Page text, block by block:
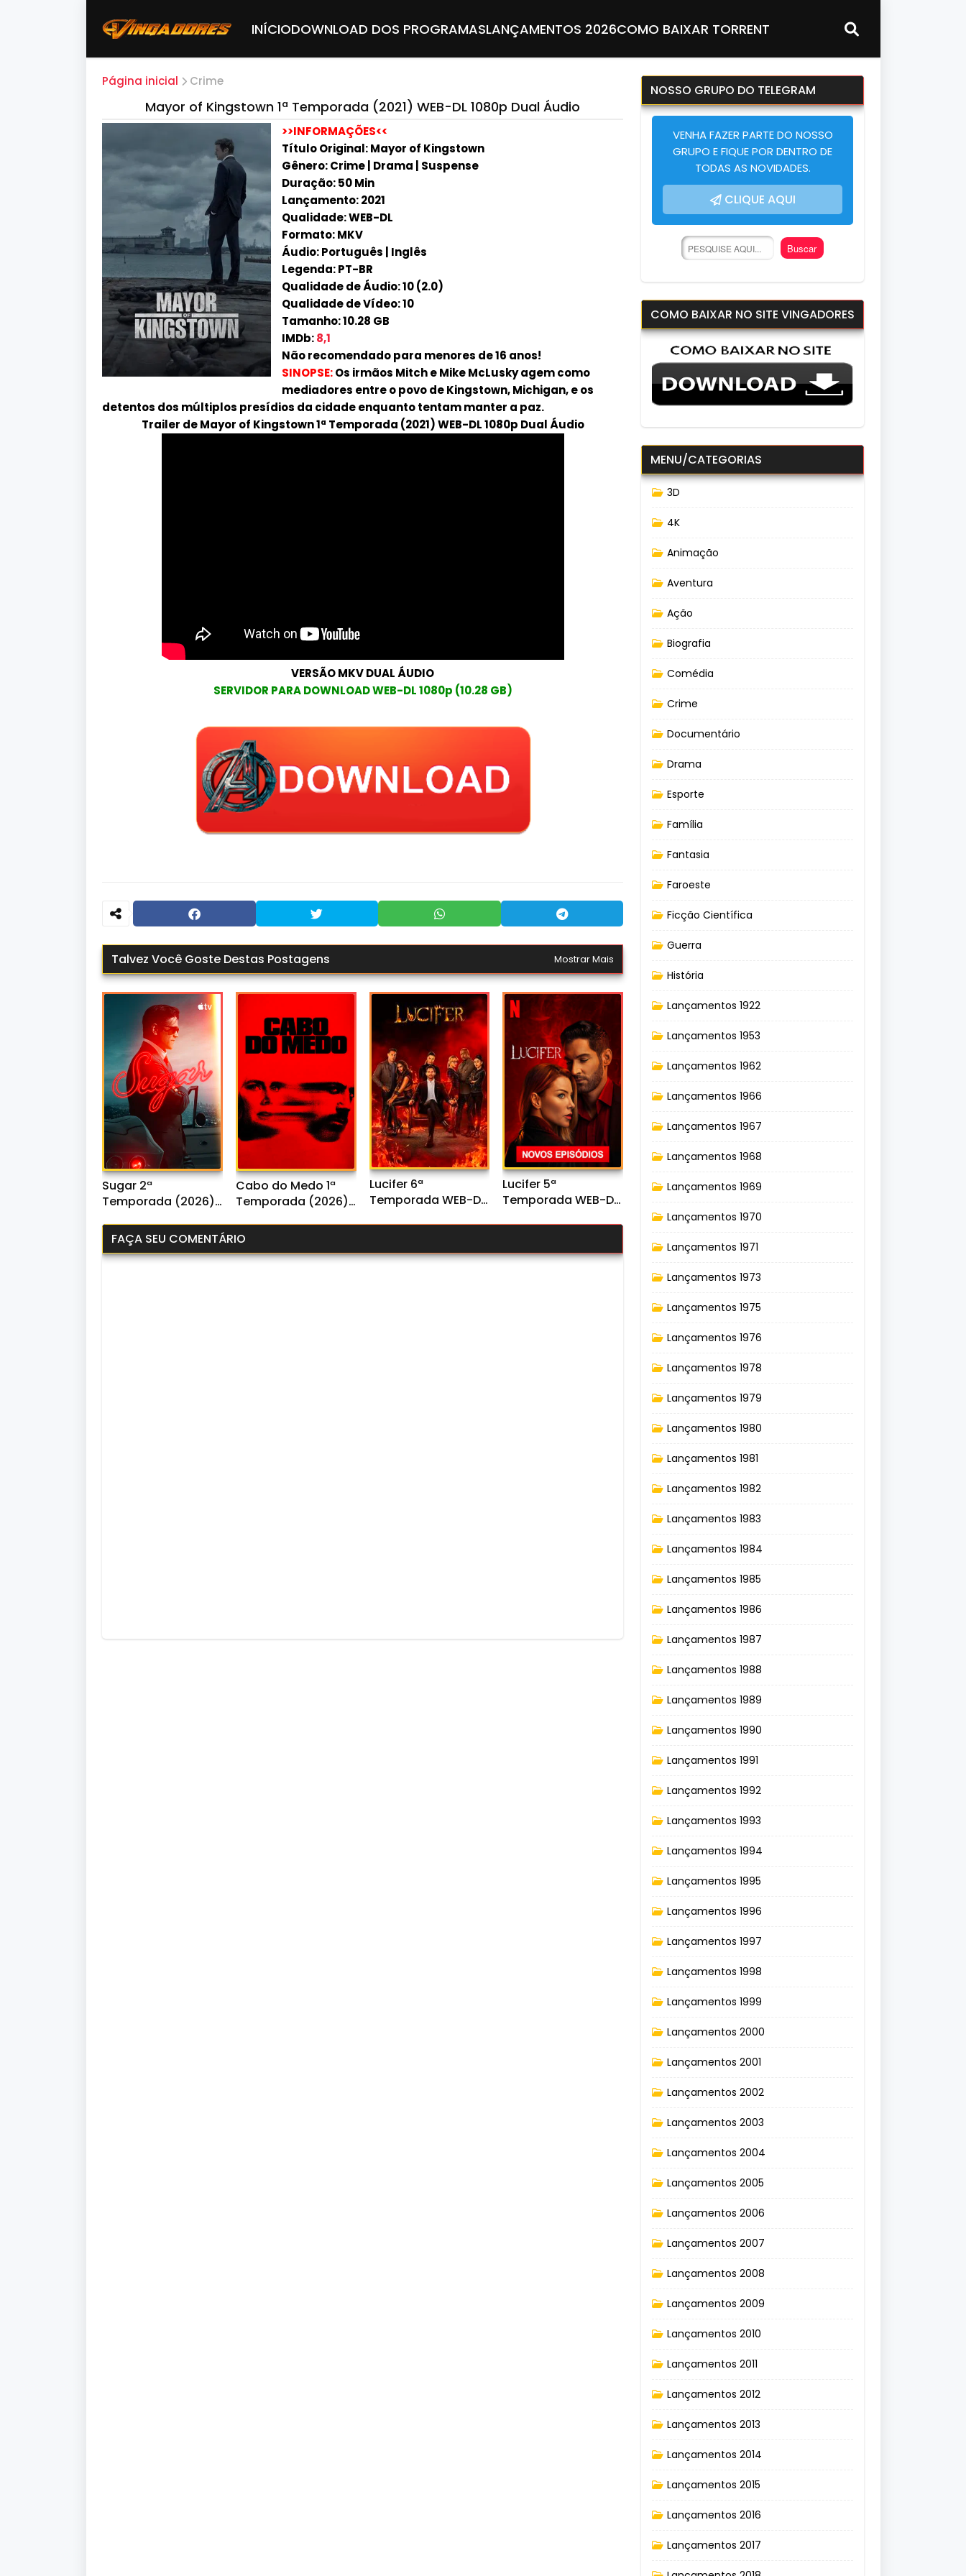
INÍCIODOWNLOAD DOS PROGRAMASLANÇAMENTOS 2026COMO BAIXAR TORRENT
Página inicial Crime
Mayor of Kingstown 1ª Temporada (2021) WEB-DL 1080p Dual Áudio
>>INFORMAÇÕES<<
Título Original: Mayor of Kingstown
Gênero: Crime | Drama | Suspense
Duração: 50 Min
Lançamento: 2021
Qualidade: WEB-DL
Formato: MKV
Áudio: Português | Inglês
Legenda: PT-BR
Qualidade de Áudio: 10 (2.0)
Qualidade de Vídeo: 10
Tamanho: 10.28 GB
IMDb:8,1
Não recomendado para menores de 16 anos!
SINOPSE:Os irmãos Mitch e Mike McLusky agem como
mediadores entre o povo de Kingstown, Michigan, e os
detentos dos múltiplos presídios da cidade enquanto tentam manter a paz.
Trailer de Mayor of Kingstown 1ª Temporada (2021) WEB-DL 1080p Dual Áudio
VERSÃO MKV DUAL ÁUDIO
SERVIDOR PARA DOWNLOAD WEB-DL 1080p (10.28 GB)
Talvez Você Goste Destas Postagens Mostrar Mais
Sugar 2ª
Temporada (2026)
Áudio
Cabo do Medo 1ª
Temporada (2026)
Áudio
Lucifer 6ª
Temporada WEB-DL
Lucifer 5ª
Temporada WEB-DL
FAÇA SEU COMENTÁRIO
NOSSO GRUPO DO TELEGRAM
VENHA FAZER PARTE DO NOSSO
GRUPO E FIQUE POR DENTRO DE
TODAS AS NOVIDADES.
CLIQUE AQUI
COMO BAIXAR NO SITE VINGADORES
MENU/CATEGORIAS
3D
4K
Animação
Aventura
Ação
Biografia
Comédia
Crime
Documentário
Drama
Esporte
Família
Fantasia
Faroeste
Ficção Científica
Guerra
História
Lançamentos 1922
Lançamentos 1953
Lançamentos 1962
Lançamentos 1966
Lançamentos 1967
Lançamentos 1968
Lançamentos 1969
Lançamentos 1970
Lançamentos 1971
Lançamentos 1973
Lançamentos 1975
Lançamentos 1976
Lançamentos 1978
Lançamentos 1979
Lançamentos 1980
Lançamentos 1981
Lançamentos 1982
Lançamentos 1983
Lançamentos 1984
Lançamentos 1985
Lançamentos 1986
Lançamentos 1987
Lançamentos 1988
Lançamentos 1989
Lançamentos 1990
Lançamentos 1991
Lançamentos 1992
Lançamentos 1993
Lançamentos 1994
Lançamentos 1995
Lançamentos 1996
Lançamentos 1997
Lançamentos 1998
Lançamentos 1999
Lançamentos 2000
Lançamentos 2001
Lançamentos 2002
Lançamentos 2003
Lançamentos 2004
Lançamentos 2005
Lançamentos 2006
Lançamentos 2007
Lançamentos 2008
Lançamentos 2009
Lançamentos 2010
Lançamentos 2011
Lançamentos 2012
Lançamentos 2013
Lançamentos 2014
Lançamentos 2015
Lançamentos 2016
Lançamentos 2017